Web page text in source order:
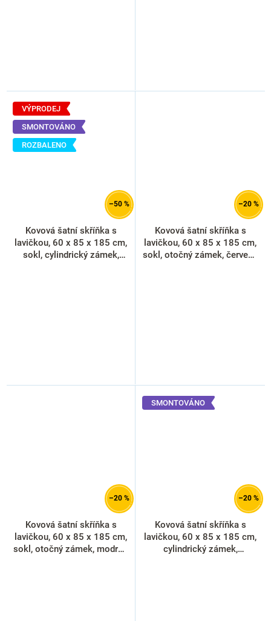
VÝPRODEJ
ROZBALENO
SMONTOVÁNO
–50 %
Kovová šatní skříňka s
lavičkou, 60 x 85 x 185 cm,
sokl, cylindrický zámek,
–20 %
Kovová šatní skříňka s
lavičkou, 60 x 85 x 185 cm,
sokl, otočný zámek, červená
–20 %
Kovová šatní skříňka s
lavičkou, 60 x 85 x 185 cm,
sokl, otočný zámek, modrá -
SMONTOVÁNO
–20 %
Kovová šatní skříňka s
lavičkou, 60 x 85 x 185 cm,
cylindrický zámek,